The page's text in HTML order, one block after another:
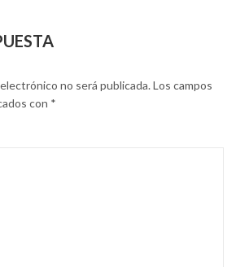
no será publicada.Los campos
con *